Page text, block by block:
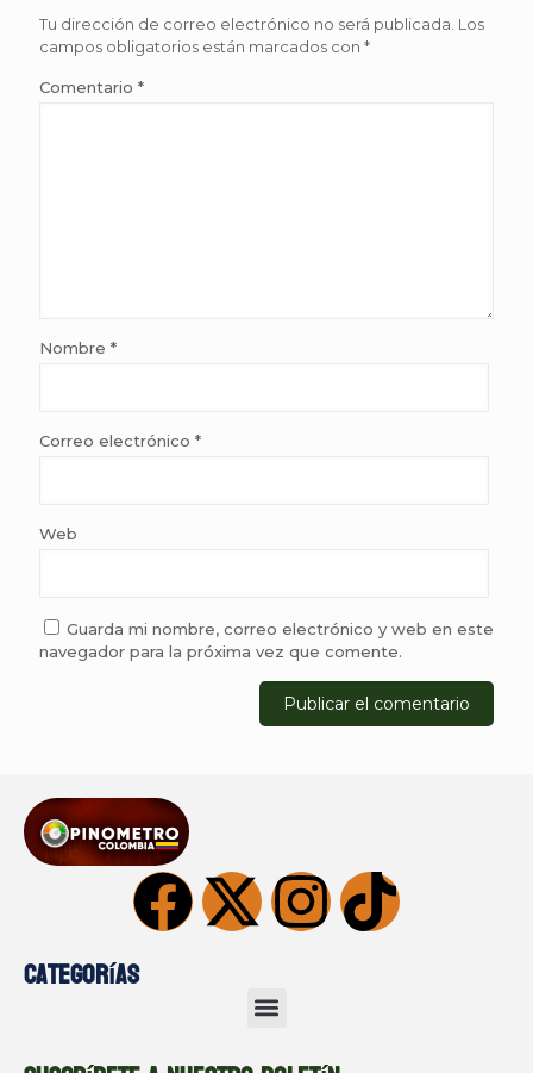
Tu dirección de correo electrónico no será publicada. Los
campos obligatorios están marcados con *
Comentario *
Nombre *
Correo electrónico *
Web
Guarda mi nombre, correo electrónico y web en este
navegador para la próxima vez que comente.
Categorías